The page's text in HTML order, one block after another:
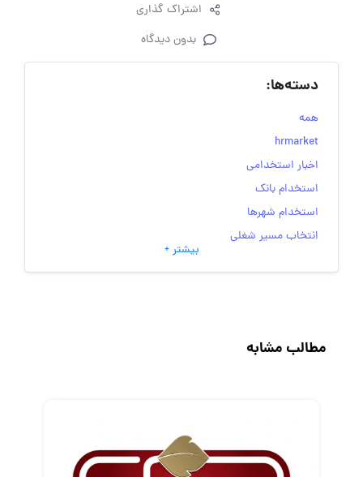
اشتراک گذاری
بدون دیدگاه
دسته‌ها:
همه
hrmarket
اخبار استخدامی
استخدام بانک
استخدام شهرها
انتخاب مسیر شغلی
به‌روزرسانی‌های سایت (کارجویی)
رزومه
گزارش‌های آماری
بیشتر +
مطالب مشابه